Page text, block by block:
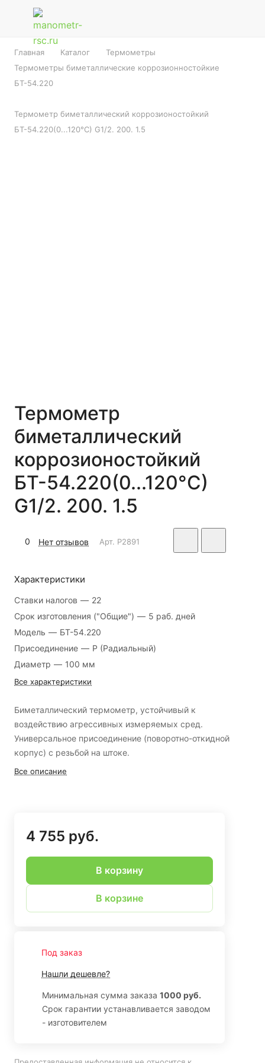
Главная Каталог
Термометры
Термометры биметаллические коррозионностойкие
БТ-54.220
Термометр биметаллический коррозионостойкий
БТ-54.220(0...120°С) G1/2. 200. 1.5
Термометр
биметаллический
коррозионостойкий
БТ-54.220(0...120°С)
G1/2. 200. 1.5
0 Нет отзывов Арт. P2891
Характеристики
Ставки налогов — 22
Срок изготовления ("Общие") — 5 раб. дней
Модель — БТ-54.220
Присоединение — Р (Радиальный)
Диаметр — 100 мм
Все характеристики
Биметаллический термометр, устойчивый к
воздействию агрессивных измеряемых сред.
Универсальное присоединение (поворотно-откидной
корпус) с резьбой на штоке.
Все описание
4 755 руб.
В корзину
В корзине
Под заказ
Нашли дешевле?
Минимальная сумма заказа 1000 руб.
Срок гарантии устанавливается заводом
- изготовителем